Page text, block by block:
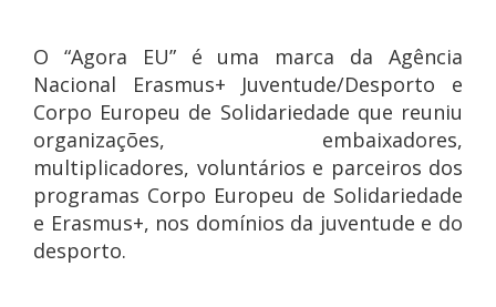
O “Agora EU” é uma marca da Agência
Nacional Erasmus+ Juventude/Desporto e
Corpo Europeu de Solidariedade que reuniu
organizações, embaixadores,
multiplicadores, voluntários e parceiros dos
programas Corpo Europeu de Solidariedade
e Erasmus+, nos domínios da juventude e do
desporto.